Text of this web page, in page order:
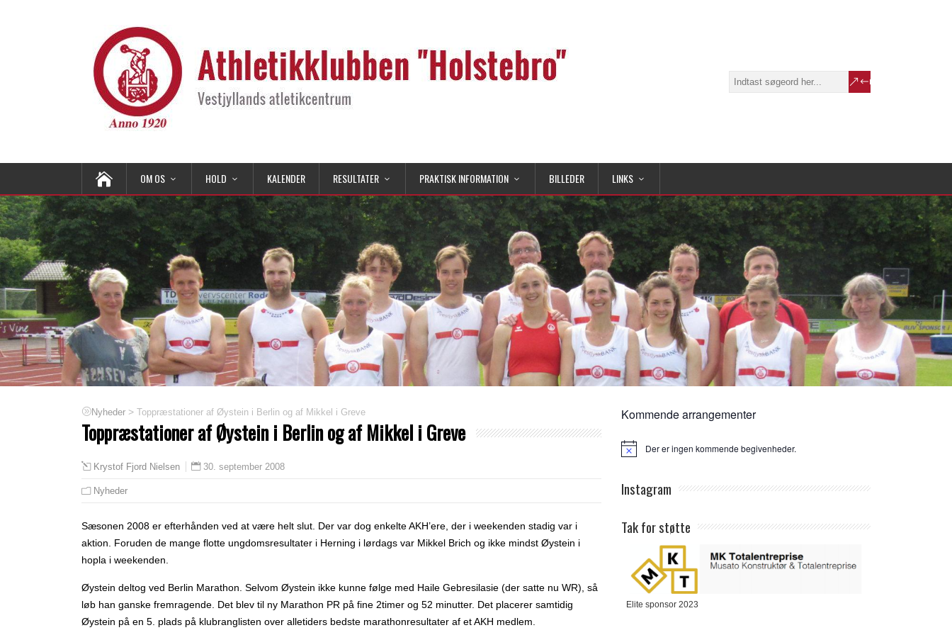
OM OS HOLD KALENDER RESULTATER PRAKTISK INFORMATION BILLEDER LINKS
Nyheder > Toppræstationer af Øystein i Berlin og af Mikkel i Greve
Toppræstationer af Øystein i Berlin og af Mikkel i Greve
Krystof Fjord Nielsen 30. september 2008
Nyheder
Sæsonen 2008 er efterhånden ved at være helt slut. Der var dog enkelte AKH’ere, der i weekenden stadig var i
aktion. Foruden de mange flotte ungdomsresultater i Herning i lørdags var Mikkel Brich og ikke mindst Øystein i
hopla i weekenden.
Øystein deltog ved Berlin Marathon. Selvom Øystein ikke kunne følge med Haile Gebresilasie (der satte nu WR), så
løb han ganske fremragende. Det blev til ny Marathon PR på fine 2timer og 52 minutter. Det placerer samtidig
Øystein på en 5. plads på klubranglisten over alletiders bedste marathonresultater af et AKH medlem.
Kommende arrangementer
Notice Der er ingen kommende begivenheder.
Instagram
Tak for støtte
Elite sponsor 2023